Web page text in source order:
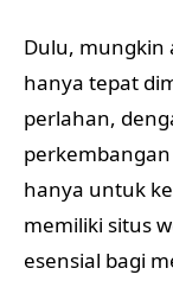
Dulu, mungkin
hanya tepat
perlahan,
hanya untuk
memiliki situs
esensial bagi